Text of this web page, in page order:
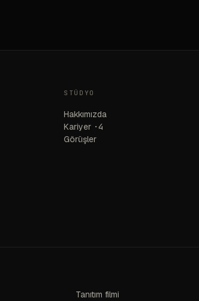
STÜDYO
Hakkımızda
Kariyer ·4
Görüşler
Tanıtım filmi